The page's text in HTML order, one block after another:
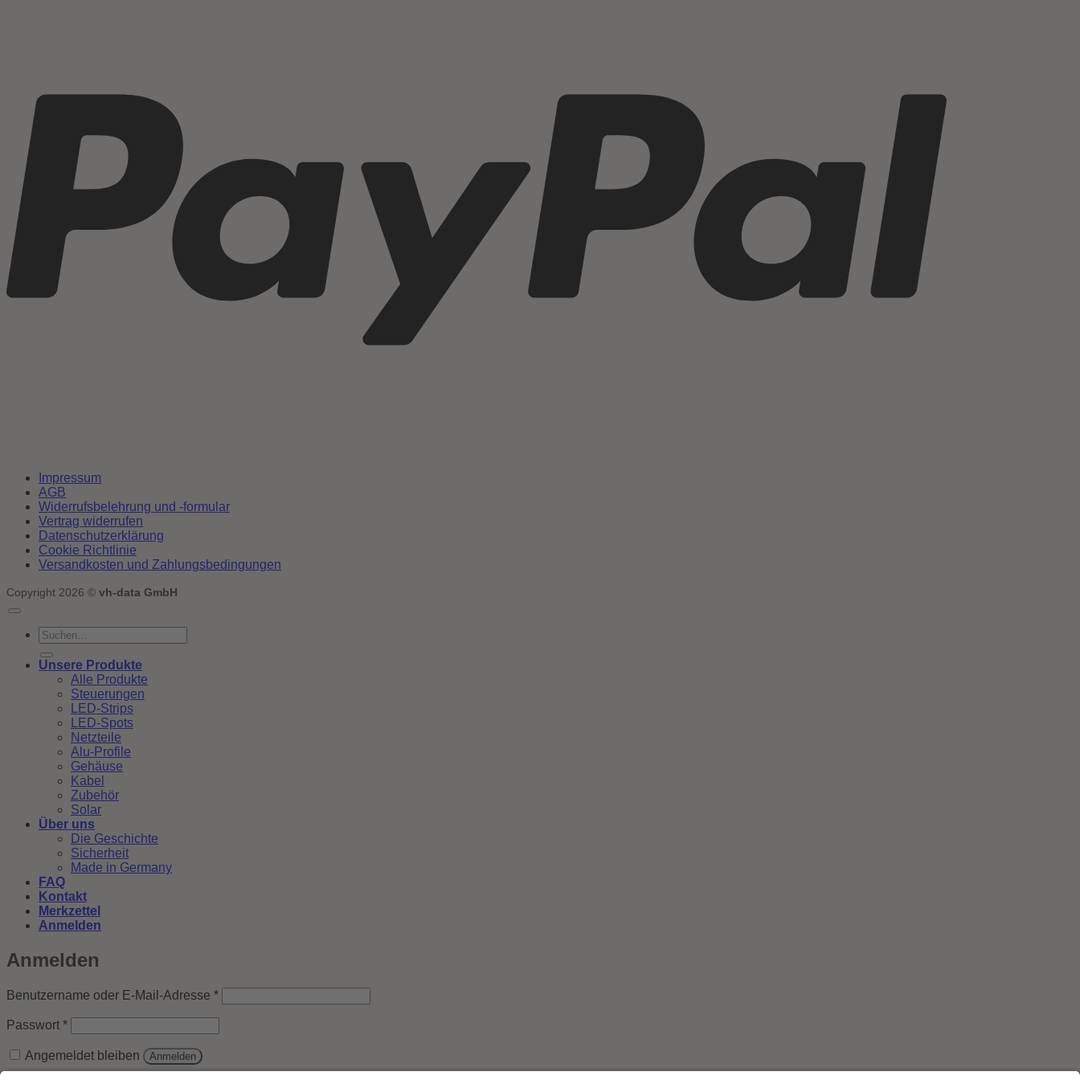
Impressum
AGB
Widerrufsbelehrung und -formular
Vertrag widerrufen
Datenschutzerklärung
Cookie Richtlinie
Versandkosten und Zahlungsbedingungen
Copyright 2026 © vh-data GmbH
Suchen
nach:
Unsere Produkte
Alle Produkte
Steuerungen
LED-Strips
LED-Spots
Netzteile
Alu-Profile
Gehäuse
Kabel
Zubehör
Solar
Über uns
Die Geschichte
Sicherheit
Made in Germany
FAQ
Kontakt
Merkzettel
Anmelden
Anmelden
Benutzername oder E-Mail-Adresse *Erforderlich
Passwort *Erforderlich
Angemeldet bleiben Anmelden